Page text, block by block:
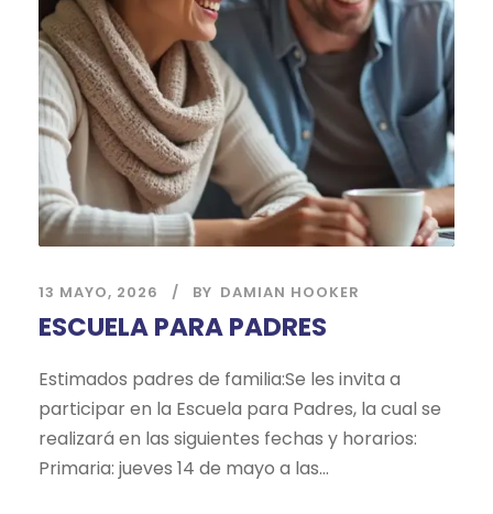
13 MAYO, 2026 BY DAMIAN HOOKER
ESCUELA PARA PADRES
Estimados padres de familia:Se les invita a
participar en la Escuela para Padres, la cual se
realizará en las siguientes fechas y horarios:
Primaria: jueves 14 de mayo a las...